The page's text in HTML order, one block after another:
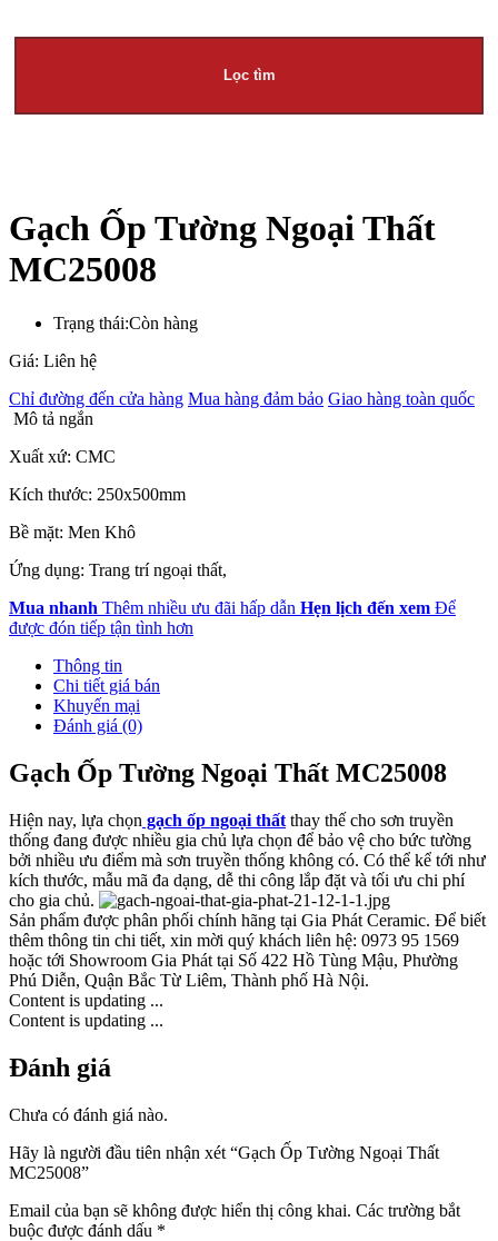
Lọc tìm
Gạch Ốp Tường Ngoại Thất
MC25008
Trạng thái:Còn hàng
Giá: Liên hệ
Chỉ đường đến cửa hàng Mua hàng đảm bảo Giao hàng toàn quốc
Mô tả ngắn
Xuất xứ: CMC
Kích thước: 250x500mm
Bề mặt: Men Khô
Ứng dụng: Trang trí ngoại thất,
Mua nhanh Thêm nhiều ưu đãi hấp dẫn Hẹn lịch đến xem Để
được đón tiếp tận tình hơn
Thông tin
Chi tiết giá bán
Khuyến mại
Đánh giá (0)
Gạch Ốp Tường Ngoại Thất MC25008
Hiện nay, lựa chọn gạch ốp ngoại thất thay thế cho sơn truyền
thống đang được nhiều gia chủ lựa chọn để bảo vệ cho bức tường
bởi nhiều ưu điểm mà sơn truyền thống không có. Có thể kể tới như
kích thước, mẫu mã đa dạng, dễ thi công lắp đặt và tối ưu chi phí
cho gia chủ.
Sản phẩm được phân phối chính hãng tại Gia Phát Ceramic. Để biết
thêm thông tin chi tiết, xin mời quý khách liên hệ: 0973 95 1569
hoặc tới Showroom Gia Phát tại Số 422 Hồ Tùng Mậu, Phường
Phú Diễn, Quận Bắc Từ Liêm, Thành phố Hà Nội.
Content is updating ...
Content is updating ...
Đánh giá
Chưa có đánh giá nào.
Hãy là người đầu tiên nhận xét “Gạch Ốp Tường Ngoại Thất
MC25008”
Email của bạn sẽ không được hiển thị công khai. Các trường bắt
buộc được đánh dấu *